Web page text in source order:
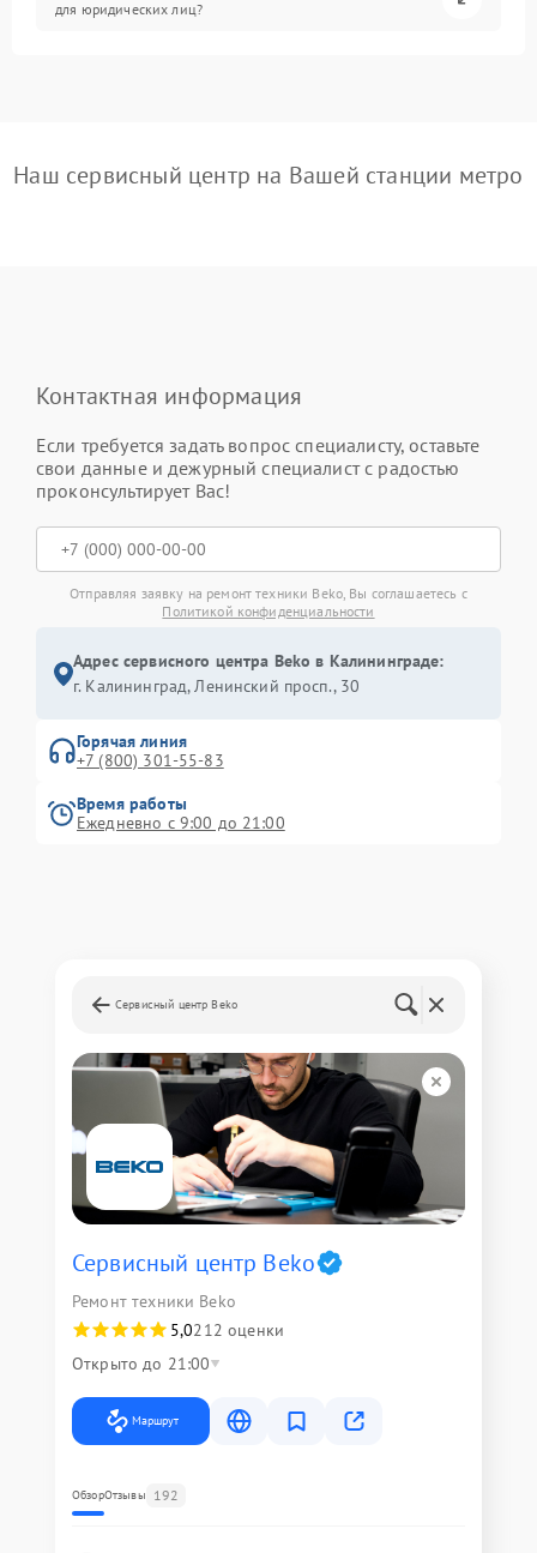
для юридических лиц?
Наш сервисный центр на Вашей станции метро
Контактная информация
Если требуется задать вопрос специалисту, оставьте
свои данные и дежурный специалист с радостью
проконсультирует Вас!
Отправляя заявку на ремонт техники Beko, Вы соглашаетесь с
Политикой конфиденциальности
Адрес сервисного центра Beko в Калининграде:
г. Калининград, Ленинский просп., 30
Горячая линия
+7 (800) 301-55-83
Время работы
Ежедневно с 9:00 до 21:00
Сервисный центр Beko
Сервисный центр Beko
Ремонт техники Beko
5,0212 оценки
Открыто до 21:00
Маршрут
ОбзорОтзывы 192